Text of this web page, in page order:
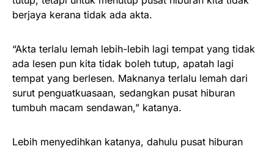
berjaya kerana tidak ada akta.
“Akta terlalu lemah lebih-lebih lagi tempat yang tidak
ada lesen pun kita tidak boleh tutup, apatah lagi
tempat yang berlesen. Maknanya terlalu lemah dari
surut penguatkuasaan, sedangkan pusat hiburan
tumbuh macam sendawan,” katanya.
Lebih menyedihkan katanya, dahulu pusat hiburan